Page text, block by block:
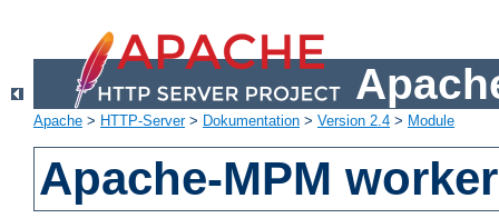
Apache > HTTP-Server> Dokumentation > Version 2.4 > Module
Apache-MPM worker